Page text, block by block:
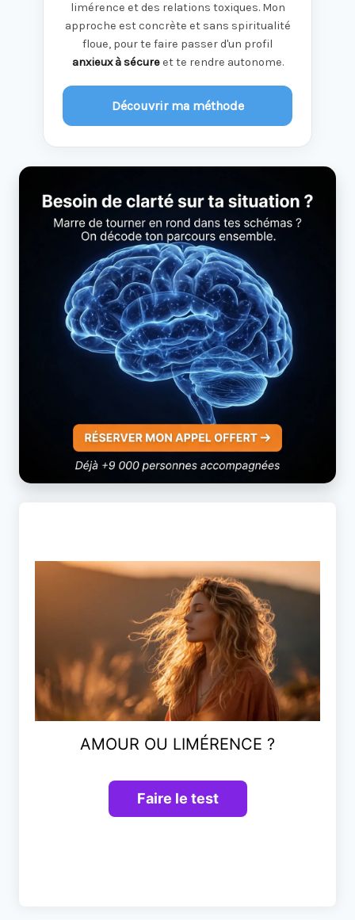
limérence et des relations toxiques. Mon
approche est concrète et sans spiritualité
floue, pour te faire passer d'un profil
anxieux à sécureet te rendre autonome.
Découvrir ma méthode
AMOUR OU LIMÉRENCE ?